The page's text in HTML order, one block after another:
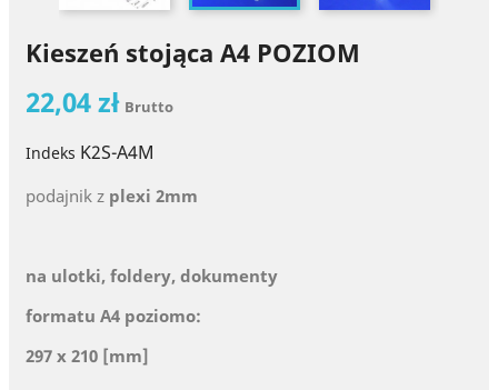
Kieszeń stojąca A4 POZIOM
22,04 zł Brutto
Indeks K2S-A4M
podajnik z plexi 2mm
na ulotki, foldery, dokumenty
formatu A4 poziomo:
297 x 210 [mm]